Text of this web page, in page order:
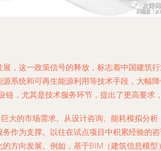
，这一政策信号的释放，标志着中国建筑
系统和可再生能源利用等技术手段，大幅
，尤其是技术服务环节，提出了更高要求
大的市场需求。从设计咨询、能耗模拟分
作为支撑。以往在试点项目中积累经验的
方向发展。例如，基于BIM（建筑信息模